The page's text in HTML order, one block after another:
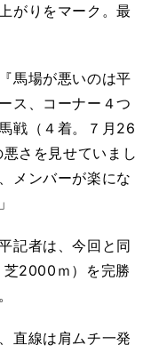
がりをマーク。最
馬場が悪いのは平
ス、コーナー４つ
戦（４着。７月26
さを見せていまし
メンバーが楽にな
記者は、今回と同
芝2000ｍ）を完勝
直線は肩ムチ一発